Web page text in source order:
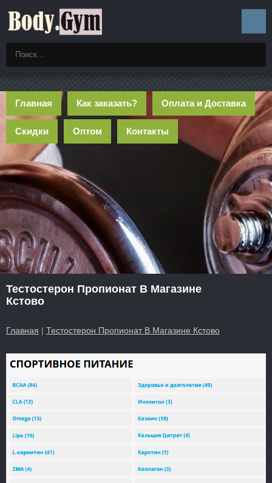
Главная Как заказать? Оплата и Доставка
Скидки Оптом Контакты
Тестостерон Пропионат В Магазине
Кстово
Главная | Тестостерон Пропионат В Магазине Кстово